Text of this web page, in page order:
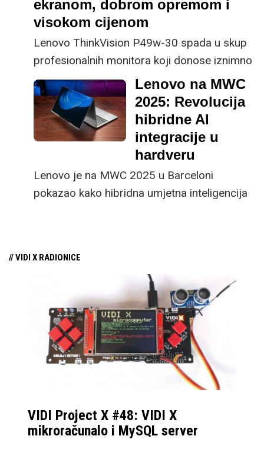
namjena – od poslovnih
korisnika i dizajnera do
gamera. Bitno je samo
prepoznati modele koji
odgovaraju vašim
potrebama. Za vas smo
istaknuli nekoliko onih
koji svojim
performansama,
tehnologijama zaslužuju
ekranom, dobrom opremom i
visokom cijenom
Lenovo ThinkVision P49w-30 spada u skup
profesionalnih monitora koji donose iznimno
širok, zakrivljeni zaslon od 49 inča u 32:9
omjeru, dizajniran za korisnike kojima
standardni dvostruki monitor više nije
dovoljan.
Lenovo na MWC
2025: Revolucija
hibridne AI
integracije u
hardveru
Lenovo je na MWC 2025 u Barceloni
pokazao kako hibridna umjetna inteligencija
// VIDI X RADIONICE
VIDI Project X #48: VIDI X
mikroračunalo i MySQL server